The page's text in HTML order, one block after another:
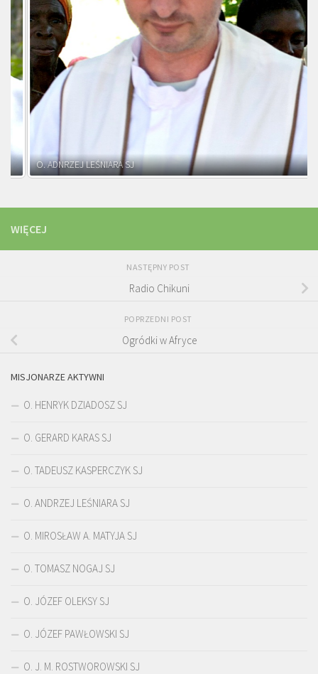
O. ADNRZEJ LEŚNIARA SJ
WIĘCEJ
NASTĘPNY POST
Radio Chikuni
POPRZEDNI POST
Ogródki w Afryce
MISJONARZE AKTYWNI
O. HENRYK DZIADOSZ SJ
O. GERARD KARAS SJ
O. TADEUSZ KASPERCZYK SJ
O. ANDRZEJ LEŚNIARA SJ
O. MIROSŁAW A. MATYJA SJ
O. TOMASZ NOGAJ SJ
O. JÓZEF OLEKSY SJ
O. JÓZEF PAWŁOWSKI SJ
O. J. M. ROSTWOROWSKI SJ